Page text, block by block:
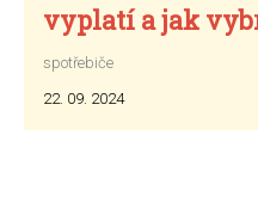
vyplatí a jak
spotřebiče
22. 09. 2024